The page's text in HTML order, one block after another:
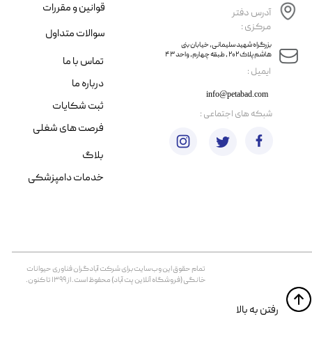
​ایمیل :
آدرس دفتر
مرکزی :
info@petabad.com
​​بزرگراه شهید سلیمانی، خیابان بنی
هاشم پلاک ۲۰۲ ، طبقه چهارم، واحد ۴۳
تمام حقوق اين وب‌سايت برای شرکت آبادگران فناوری حیوانات
خانگی (فروشگاه آنلاین پت آباد) محفوظ است. از ۱۳۹۹ تا کنون.
​​رفتن به بالا
قوانین و مقررات
سوالات متداول
تماس با ما
درباره ما
ثبت شکایات
فرصت های شغلی
​شبکه های اجتماعی :
بلاگ
خدمات دامپزشکی